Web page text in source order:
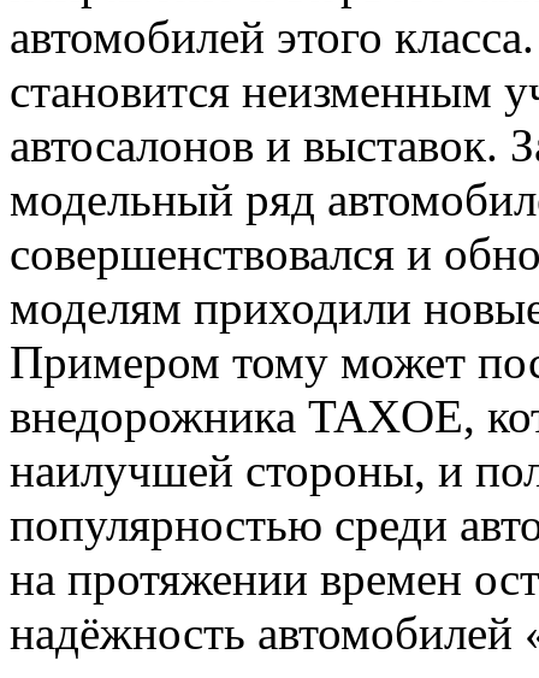
автомобилей этого
становится неизменным
автосалонов и
модельный ряд
совершенствовался и
моделям приходили
Примером тому может
внедорожника TAXOE,
наилучшей стороны, и
популярностью среди
на протяжении времен
надёжность автомобилей